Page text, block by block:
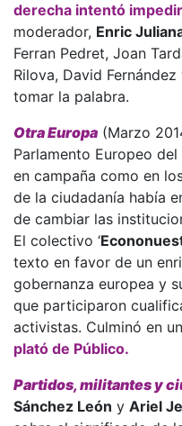
derecha intentó impedir
moderador, Enric
Ferran Pedret, Joan
Rilova, David
tomar la palabra.
Otra Europa (Marzo
Parlamento Europeo
en campaña como en
de la ciudadanía había
de cambiar las
El colectivo ‘
texto en favor de un
gobernanza europea y
que participaron
activistas. Culminó en un
plató de Público.
Partidos, militantes y
Sánchez León y Ariel